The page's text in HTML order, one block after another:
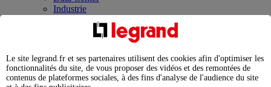
Industrie
Infrastructures
Contrôler et planifier le fonctionnement des appareils
Répartir et optimiser son tableau électrique
Legrand Data Center Solutions : concentrer les
expertises au service de vos performances
Le site legrand.fr et ses partenaires utilisent des cookies afin d'optimiser les
fonctionnalités du site, de vous proposer des vidéos et des remontées de
contenus de plateformes sociales, à des fins d'analyse de l'audience du site